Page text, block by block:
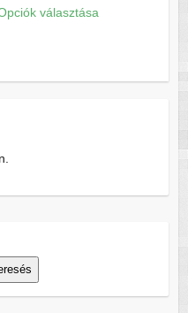
választása
a
variációja